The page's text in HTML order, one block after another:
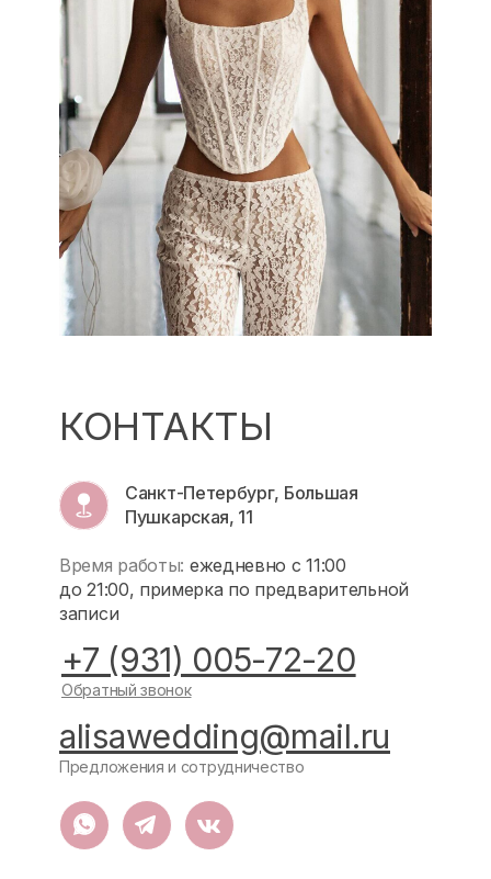
КОНТАКТЫ
Время работы: ежедневно с 11:00
до 21:00, примерка по предварительной
записи
+7 (931) 005-72-20
Санкт-Петербург, Большая
Пушкарская, 11
Обратный звонок
Предложения и сотрудничество
alisawedding@mail.ru